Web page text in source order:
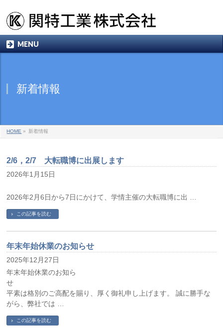
MENU
新着情報
HOME » 新着情報
2/6，2/7 大転職博に出展します
2026年1月15日
2026年2月6日から7日にかけて、学情主催の大転職博に出 …
この記事を読む
年末年始休業のお知らせ
2025年12月27日
年末年始休業のお知ら
平素は格別のご高配を賜り、厚く御礼申し上げます。 誠に勝手な
がら、弊社では …
この記事を読む